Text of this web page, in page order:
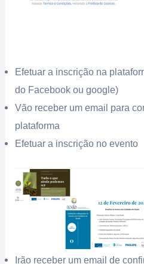
Efetuar a inscrição na
do Facebook ou google)
Vão receber um email para
plataforma
Efetuar a inscrição no evento
Irão receber um email de